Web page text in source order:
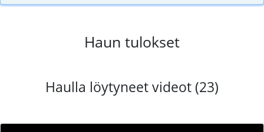
Haun tulokset
Haulla löytyneet videot (23)